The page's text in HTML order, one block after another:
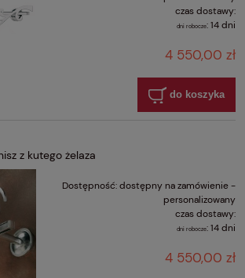
czas dostawy:
dni robocze:14 dni
4 550,00 zł
do koszyka
z kutego żelaza
Dostępność:dostępny na zamówienie -
personalizowany
czas dostawy:
dni robocze:14 dni
4 550,00 zł